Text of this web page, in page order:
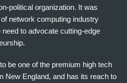
political organization. It was
network computing industry
to advocate cutting-edge
be one of the premium high tech
New England, and has its reach to